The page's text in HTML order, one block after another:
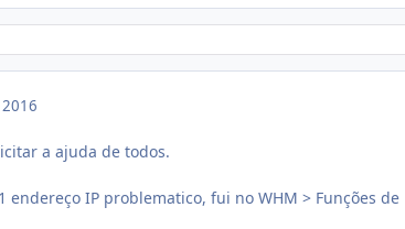
a ajuda de todos.
endereço IP problematico, fui no WHM > Funções de